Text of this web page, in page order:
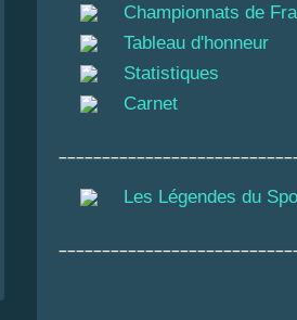
Championnats de
Tableau d'honneur
Statistiques
Carnet
Les Légendes du